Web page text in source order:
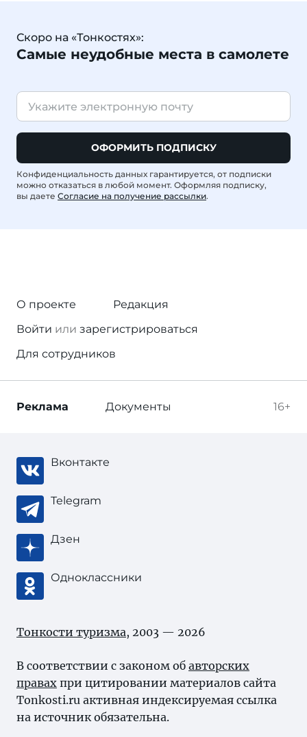
Скоро на «Тонкостях»:
Самые неудобные места в самолете
ОФОРМИТЬ ПОДПИСКУ
Конфиденциальность данных гарантируется, от подписки
можно отказаться в любой момент. Оформляя подписку,
вы даете Согласие на получение рассылки.
О проекте
Редакция
Войти или зарегистрироваться
Для сотрудников
16+
Реклама Документы
Вконтакте
Telegram
Дзен
Одноклассники
Тонкости туризма, 2003 — 2026
В соответствии с законом об авторских
правах при цитировании материалов сайта
Tonkosti.ru активная индексируемая ссылка
на источник обязательна.